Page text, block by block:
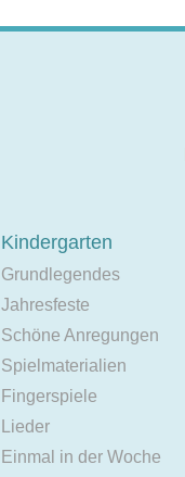
Kindergarten
Grundlegendes
Jahresfeste
Schöne Anregungen
Spielmaterialien
Fingerspiele
Lieder
Einmal in der Woche